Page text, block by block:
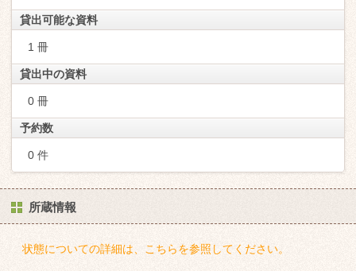
貸出可能な資料
1 冊
貸出中の資料
0 冊
予約数
0 件
所蔵情報
状態についての詳細は、こちらを参照してください。